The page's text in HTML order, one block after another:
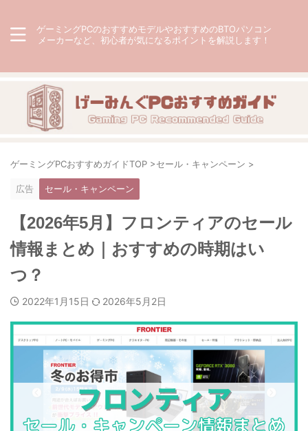
ゲーミングPCのおすすめモデルやおすすめのBTOパソコン
メーカーなど、初心者が気になるポイントを解説します！
ゲーミングPCおすすめガイドTOP >セール・キャンペーン >
広告 セール・キャンペーン
【2026年5月】フロンティアのセール
情報まとめ｜おすすめの時期はい
つ？
2022年1月15日 2026年5月2日